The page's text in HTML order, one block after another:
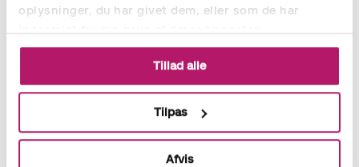
oplysninger, du har givet dem, eller som de har
indsamlet fra din brug af deres tjenester.
Tillad alle
Tilpas
Afvis